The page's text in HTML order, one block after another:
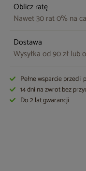
Oblicz ratę
Nawet 30 rat 0% na
Dostawa
Wysyłka od 90 zł lub
Pełne wsparcie przed i
14 dni na zwrot bez
Do 2 lat gwarancji